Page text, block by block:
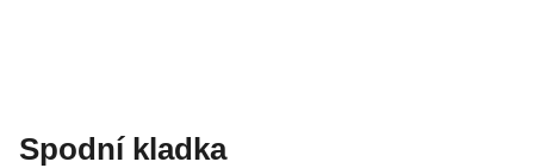
Spodní kladka